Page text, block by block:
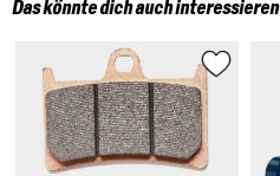
Das könnte dich auch interessieren